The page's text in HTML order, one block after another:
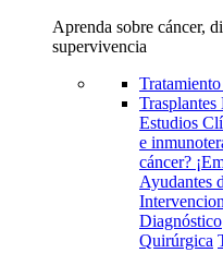
Aprenda sobre cáncer,
supervivencia
Estudios
e
cáncer?
Ayudantes
Diagnóstico
Quirúrgica